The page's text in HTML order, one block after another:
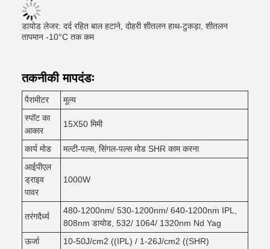
डायोड लेजर: दर्द रहित बाल हटाने, दोहरी शीतलन हाथ-टुकड़ा, शीतलन
तापमान -10°C तक कम
तकनीकी मापदंडः
पैरामीटर
मूल्य
स्पॉट का
आकार
15X50 मिमी
कार्य मोड
मल्टी-पल्स, सिंगल-पल्स मोड SHR काम करना
आईपीएल
ड्राइव
पावर
1000W
तरंगदैर्ध्य
480-1200nm/ 530-1200nm/ 640-1200nm IPL,
808nm डायोड, 532/ 1064/ 1320nm Nd Yag
ऊर्जा
10-50J/cm2 ((IPL) / 1-26J/cm2 ((SHR)